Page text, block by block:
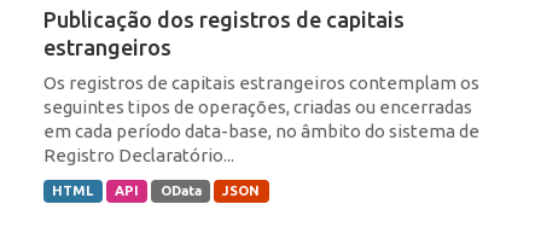
Publicação dos registros de capitais
estrangeiros
Os registros de capitais estrangeiros contemplam os
seguintes tipos de operações, criadas ou encerradas
em cada período data-base, no âmbito do sistema de
Registro Declaratório...
HTML API OData JSON